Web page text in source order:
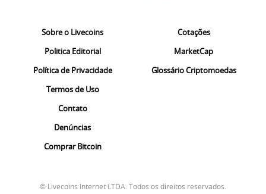
Sobre o Livecoins
Politica Editorial
Política de Privacidade
Termos de Uso
Contato
Denúncias
Comprar Bitcoin
Cotações
MarketCap
Glossário Criptomoedas
© Livecoins Internet LTDA. Todos os direitos reservados.